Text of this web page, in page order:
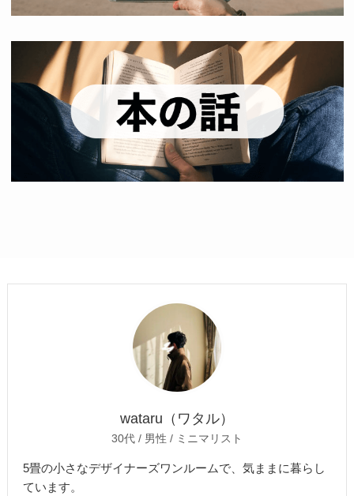
wataru（ワタル）
30代 / 男性 / ミニマリスト
5畳の小さなデザイナーズワンルームで、気ままに暮らし
ています。